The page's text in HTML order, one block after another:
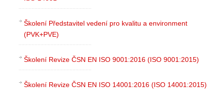
Školení Představitel vedení pro kvalitu a environment
(PVK+PVE)
Školení Revize ČSN EN ISO 9001:2016 (ISO 9001:2015)
Školení Revize ČSN EN ISO 14001:2016 (ISO 14001:2015)